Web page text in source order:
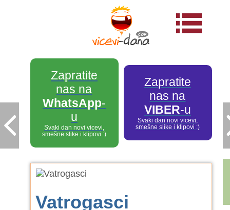
Zapratite
nas na
WhatsApp-
u
Svaki dan novi vicevi,
smešne slike i klipovi :)
Zapratite
nas na
VIBER-u
Svaki dan novi vicevi,
smešne slike i klipovi :)
Vatrogasci